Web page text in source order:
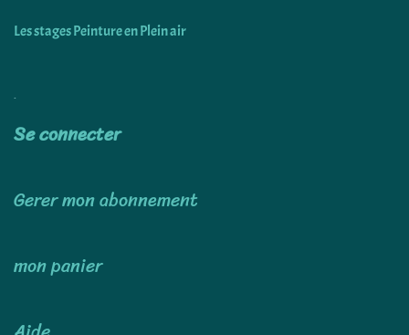
Les stages Peinture en Plein air
Se connecter
Gerer mon abonnement
mon panier